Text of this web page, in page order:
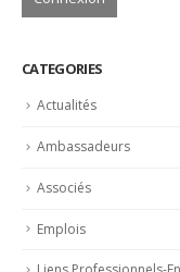
CATEGORIES
Actualités
Ambassadeurs
Associés
Emplois